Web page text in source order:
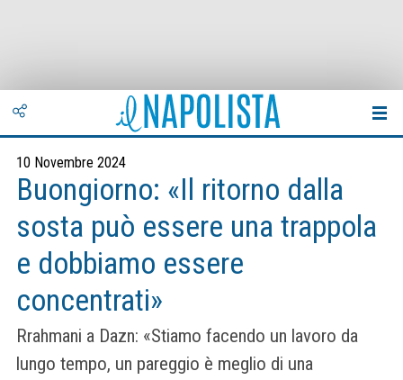
10 Novembre 2024
Buongiorno: «Il ritorno dalla
sosta può essere una trappola
e dobbiamo essere
concentrati»
Rrahmani a Dazn: «Stiamo facendo un lavoro da
lungo tempo, un pareggio è meglio di una